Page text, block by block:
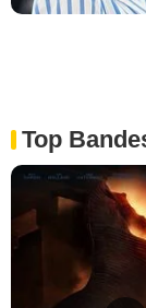
Top